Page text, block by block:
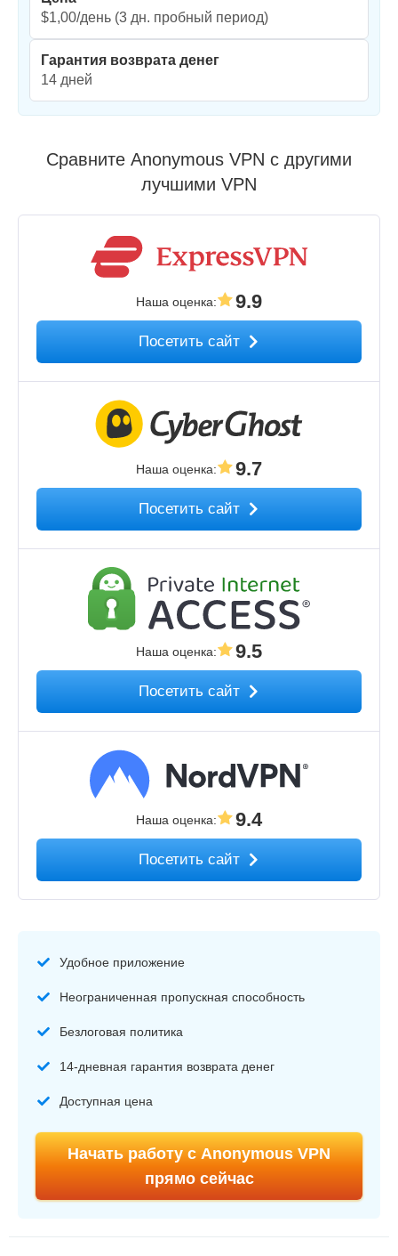
$1,00/день (3 дн. пробный период)
Гарантия возврата денег
14 дней
Сравните Anonymous VPN с другими
лучшими VPN
Наша оценка: 9.9
Посетить сайт
Наша оценка: 9.7
Посетить сайт
Наша оценка: 9.5
Посетить сайт
Наша оценка: 9.4
Посетить сайт
Удобное приложение
Неограниченная пропускная способность
Безлоговая политика
14-дневная гарантия возврата денег
Доступная цена
Начать работу с Anonymous VPN
прямо сейчас